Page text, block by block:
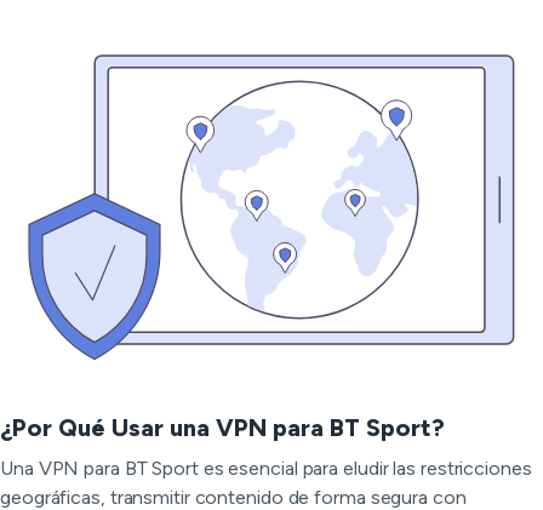
¿Por Qué Usar una VPN para BT Sport?
Una VPN para BT Sport es esencial para eludir las restricciones
geográficas, transmitir contenido de forma segura con